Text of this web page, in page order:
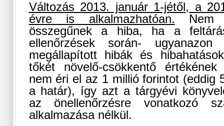
Változás 2013. január 1-jétől, a
évre is alkalmazhatóan. Nem
összegűnek a hiba, ha a
ellenőrzések során-
megállapított hibák és
tőkét növelő-csökkentő
nem éri el az 1 millió forintot (eddig
a határ), így azt a tárgyévi
az önellenőrzésre vonatkozó
alkalmazása nélkül.